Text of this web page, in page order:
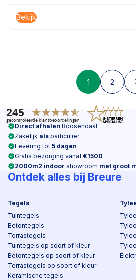
Bekijk
1 2
Direct afhalen Roosendaal
Zakelijk als particulier
Levering tot 5 dagen
Gratis bezorging vanaf €1500
2000m2 indoor showroom met groot
Ontdek alles bij Breure
Tegels
Tuintegels
Betontegels
Terrastegels
Tuintegels op soort of kleur
Betontegels op soort of kleur
Terrastegels op soort of kleur
Keramische tegels